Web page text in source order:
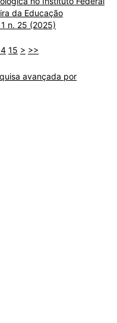
da Educação
n. 25 (2025)
15 > >>
avançada por